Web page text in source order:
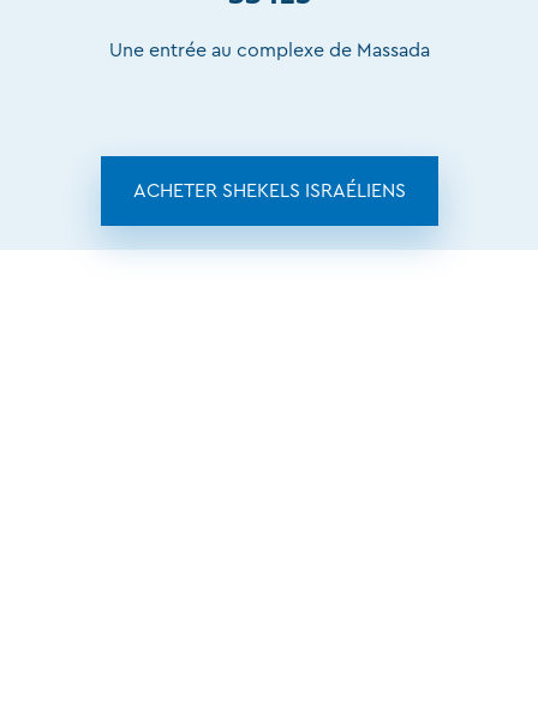
Une entrée au complexe de Massada
ACHETER SHEKELS ISRAÉLIENS